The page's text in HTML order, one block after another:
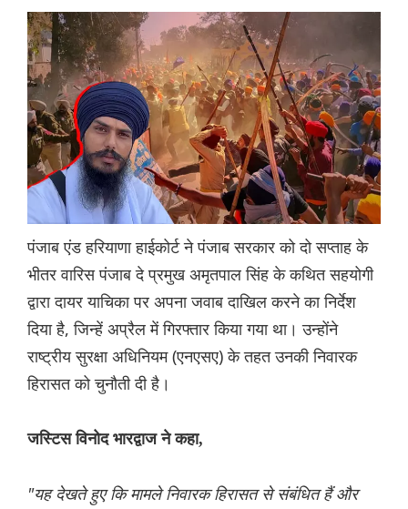
पंजाब एंड हरियाणा हाईकोर्ट ने पंजाब सरकार को दो सप्ताह के
भीतर वारिस पंजाब दे प्रमुख अमृतपाल सिंह के कथित सहयोगी
द्वारा दायर याचिका पर अपना जवाब दाखिल करने का निर्देश
दिया है, जिन्हें अप्रैल में गिरफ्तार किया गया था। उन्होंने
राष्ट्रीय सुरक्षा अधिनियम (एनएसए) के तहत उनकी निवारक
हिरासत को चुनौती दी है।
जस्टिस विनोद भारद्वाज ने कहा,
"यह देखते हुए कि मामले निवारक हिरासत से संबंधित हैं और